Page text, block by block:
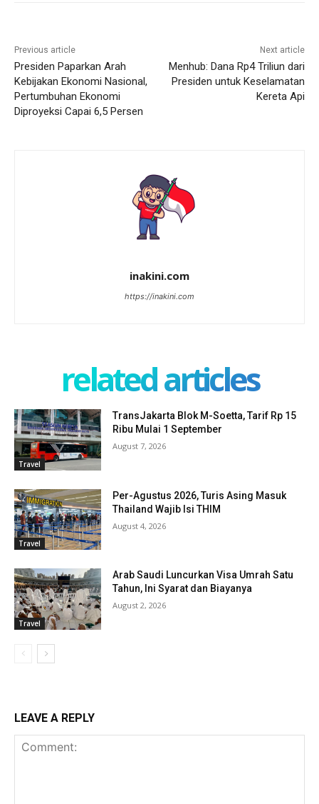
Previous article
Presiden Paparkan Arah
Kebijakan Ekonomi Nasional,
Pertumbuhan Ekonomi
Diproyeksi Capai 6,5 Persen
Next article
Menhub: Dana Rp4 Triliun dari
Presiden untuk Keselamatan
Kereta Api
inakini.com
https://inakini.com
related articles
Travel
TransJakarta Blok M-Soetta, Tarif Rp 15
Ribu Mulai 1 September
August 7, 2026
Travel
Per-Agustus 2026, Turis Asing Masuk
Thailand Wajib Isi THIM
August 4, 2026
Travel
Arab Saudi Luncurkan Visa Umrah Satu
Tahun, Ini Syarat dan Biayanya
August 2, 2026
LEAVE A REPLY